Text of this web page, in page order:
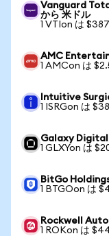
Vanguard
から 米ドル
1 VTIon は
AMC
1 AMCon は
Intuitive
1 ISRGon は
Galaxy Digital
1 GLXYon は
BitGo
1 BTGOon は
Rockwell
1 ROKon は